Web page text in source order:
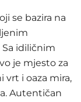
se bazira na
idiličnim
je mjesto za
vrt i oaza mira,
Autentičan